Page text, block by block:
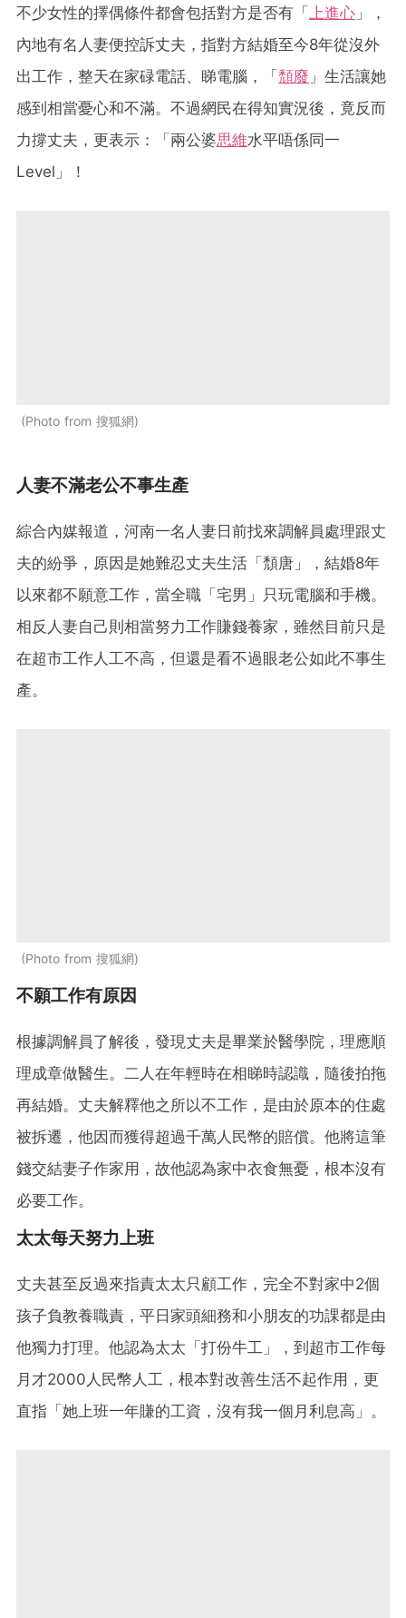
不少女性的擇偶條件都會包括對方是否有「 上進心 」，
內地有名人妻便控訴丈夫，指對方結婚至今8年從沒外
出工作，整天在家碌電話、睇電腦，「頹廢 」生活讓她
感到相當憂心和不滿。不過網民在得知實況後，竟反而
力撐丈夫，更表示：「兩公婆思維水平唔係同一
Level」！
Photo from 搜狐網
人妻不滿老公不事生產
綜合內媒報道，河南一名人妻日前找來調解員處理跟丈
夫的紛爭，原因是她難忍丈夫生活「頹唐」，結婚8年
以來都不願意工作，當全職「宅男」只玩電腦和手機。
相反人妻自己則相當努力工作賺錢養家，雖然目前只是
在超市工作人工不高，但還是看不過眼老公如此不事生
產。
Photo from 搜狐網
不願工作有原因
根據調解員了解後，發現丈夫是畢業於醫學院，理應順
理成章做醫生。二人在年輕時在相睇時認識，隨後拍拖
再結婚。丈夫解釋他之所以不工作，是由於原本的住處
被拆遷，他因而獲得超過千萬人民幣的賠償。他將這筆
錢交結妻子作家用，故他認為家中衣食無憂，根本沒有
必要工作。
太太每天努力上班
丈夫甚至反過來指責太太只顧工作，完全不對家中2個
孩子負教養職責，平日家頭細務和小朋友的功課都是由
他獨力打理。他認為太太「打份牛工」，到超市工作每
月才2000人民幣人工，根本對改善生活不起作用，更
直指「她上班一年賺的工資，沒有我一個月利息高」。